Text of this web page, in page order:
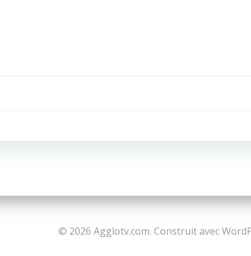
© 2026 Agglotv.com. Construit avec